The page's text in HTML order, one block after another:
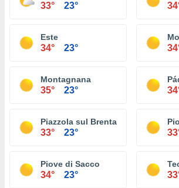
33° 23°
Este
34° 23°
Montagnana
35° 23°
Piazzola sul Brenta
33° 23°
Piove di Sacco
34° 23°